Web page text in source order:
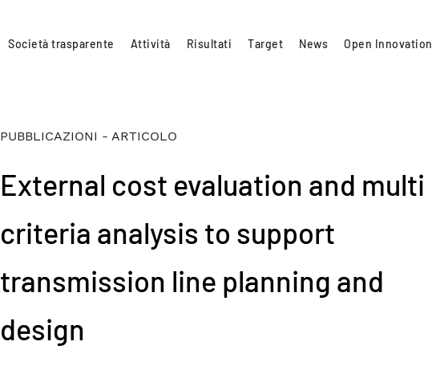
Società trasparente Attività Risultati Target News Open Innovation
PUBBLICAZIONI - ARTICOLO
External cost evaluation and multi
criteria analysis to support
transmission line planning and
design